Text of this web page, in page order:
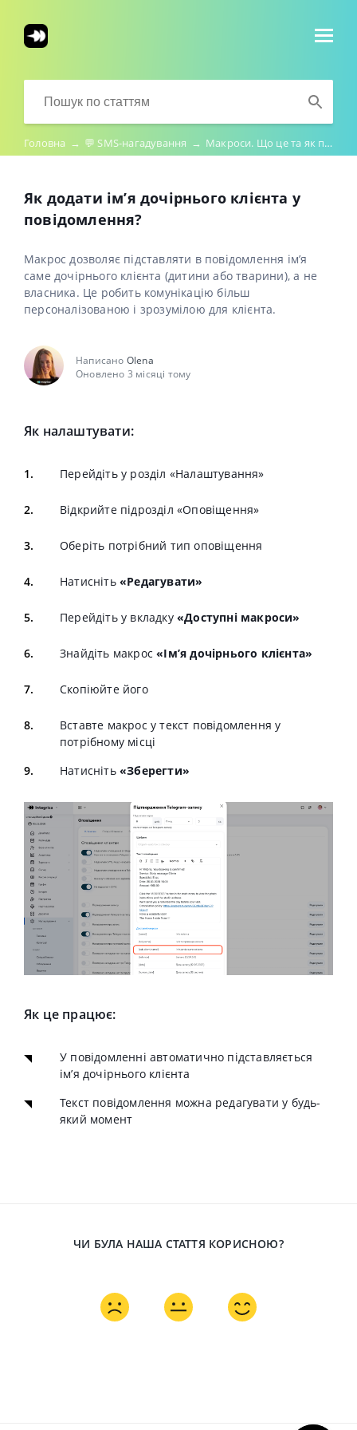
Головна → 💬 SMS-нагадування → Макроси. Що це та як працює?
Як додати імʼя дочірнього клієнта у
повідомлення?
Макрос дозволяє підставляти в повідомлення ім’я
саме дочірнього клієнта (дитини або тварини), а не
власника. Це робить комунікацію більш
персоналізованою і зрозумілою для клієнта.
Написано Olena
Оновлено 3 місяці тому
Як налаштувати:
Перейдіть у розділ «Налаштування»
Відкрийте підрозділ «Оповіщення»
Оберіть потрібний тип оповіщення
Натисніть «Редагувати»
Перейдіть у вкладку «Доступні макроси»
Знайдіть макрос«Ім’я дочірнього клієнта»
Скопіюйте його
Вставте макрос у текст повідомлення у
потрібному місці
Натисніть «Зберегти»
Як це працює:
У повідомленні автоматично підставляється
ім’я дочірнього клієнта
Текст повідомлення можна редагувати у будь-
який момент
ЧИ БУЛА НАША СТАТТЯ КОРИСНОЮ?